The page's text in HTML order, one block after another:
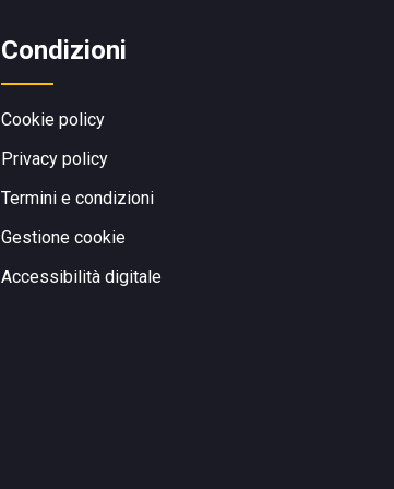
Condizioni
Cookie policy
Privacy policy
Termini e condizioni
Gestione cookie
Accessibilità digitale